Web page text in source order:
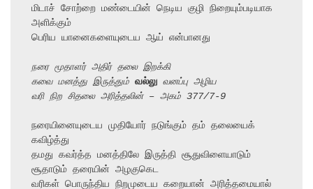
மிடாச் சோற்றை மண்டையின் நெடிய குழி நிறையும்படியாக
அளிக்கும்
பெரிய யானைகளையுடைய ஆய் என்பானது
நரை மூதாளர் அதிர் தலை இறக்கி
கவை மனத்து இருத்தும் வல்லு வனப்பு அழிய
வரி நிற சிதலை அரித்தலின் – அகம் 377/7-9
நரையினையுடைய முதியோர் நடுங்கும் தம் தலையைக்
கவிழ்த்து
தமது கவர்த்த மனத்திலே இருத்தி சூதுவிளையாடும்
சூதாடும் தரையின் அழகுகெட
வரிகள் பொருந்திய நிறமுடைய கறையான் அரித்தமையால்